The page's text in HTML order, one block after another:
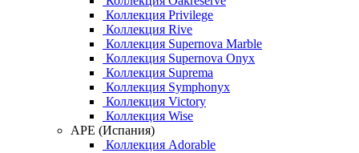
Коллекция Privilege
Коллекция Rive
Коллекция Supernova Marble
Коллекция Supernova Onyx
Коллекция Suprema
Коллекция Symphonyx
Коллекция Victory
Коллекция Wise
APE (Испания)
Коллекция Adorable